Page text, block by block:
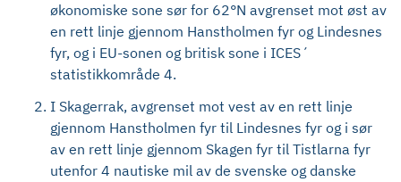
økonomiske sone sør for 62°N avgrenset mot øst av
en rett linje gjennom Hanstholmen fyr og Lindesnes
fyr, og i EU-sonen og britisk sone i ICES´
statistikkområde 4.
I Skagerrak, avgrenset mot vest av en rett linje
gjennom Hanstholmen fyr til Lindesnes fyr og i sør
av en rett linje gjennom Skagen fyr til Tistlarna fyr
utenfor 4 nautiske mil av de svenske og danske